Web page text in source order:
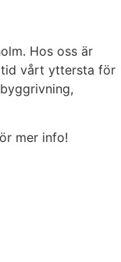
Hos oss är
vårt yttersta för
mer info!